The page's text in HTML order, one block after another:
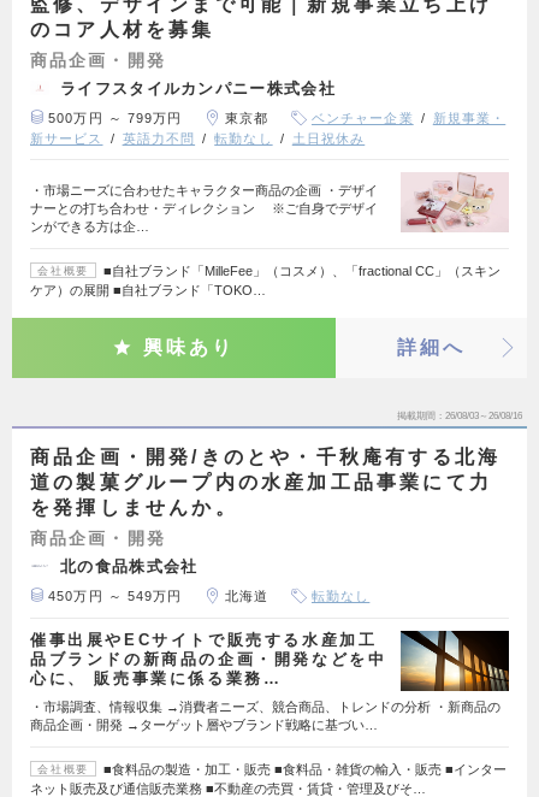
のコア人材を募集
商品企画・開発
ライフスタイルカンパニー株式会社
500万円 ～ 799万円 東京都 ベンチャー企業
新規事業・
新サービス
英語力不問 転勤なし 土日祝休み
・市場ニーズに合わせたキャラクター商品の企画 ・デザイ
ナーとの打ち合わせ・ディレクション ※ご自身でデザイ
ンができる方は企…
会社概要
■自社ブランド「MilleFee」（コスメ）、「fractional CC」（スキン
ケア）の展開 ■自社ブランド「TOKO…
興味あり 詳細へ
掲載期間 26/08/03～26/08/16
商品企画・開発/きのとや・千秋庵有する北海
道の製菓グループ内の水産加工品事業にて力
を発揮しませんか。
商品企画・開発
北の食品株式会社
450万円 ～ 549万円 北海道 転勤なし
催事出展やECサイトで販売する水産加工
品ブランドの新商品の企画・開発などを中
心に、 販売事業に係る業務…
・市場調査、情報収集 →消費者ニーズ、競合商品、トレンドの分析 ・新商品の
商品企画・開発 →ターゲット層やブランド戦略に基づい…
会社概要
■食料品の製造・加工・販売 ■食料品・雑貨の輸入・販売 ■インター
ネット販売及び通信販売業務 ■不動産の売買・賃貸・管理及びそ…